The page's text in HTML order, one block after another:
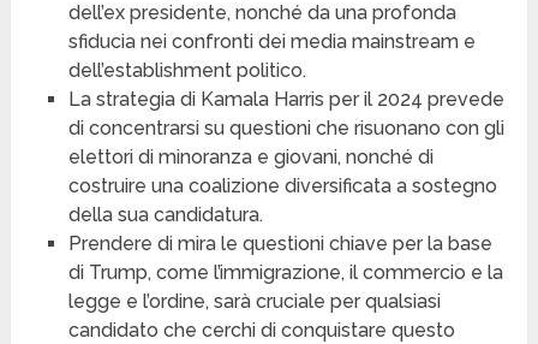
dell’ex presidente, nonché da una profonda
sfiducia nei confronti dei media mainstream e
dell’establishment politico.
La strategia di Kamala Harris per il 2024 prevede
di concentrarsi su questioni che risuonano con gli
elettori di minoranza e giovani, nonché di
costruire una coalizione diversificata a sostegno
della sua candidatura.
Prendere di mira le questioni chiave per la base
di Trump, come l’immigrazione, il commercio e la
legge e l’ordine, sarà cruciale per qualsiasi
candidato che cerchi di conquistare questo